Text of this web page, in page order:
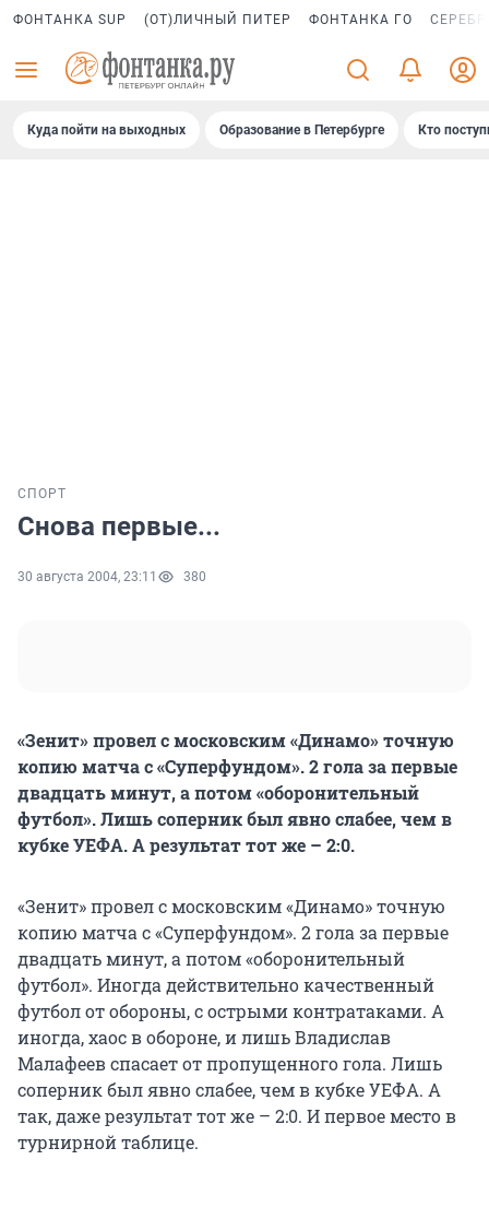
ФОНТАНКА SUP (ОТ)ЛИЧНЫЙ ПИТЕР ФОНТАНКА ГО
Куда пойти на выходных Образование в Петербурге Кто
СПОРТ
Снова первые...
30 августа 2004, 23:11 380
«Зенит» провел с московским «Динамо» точную
копию матча с «Суперфундом». 2 гола за первые
двадцать минут, а потом «оборонительный
футбол». Лишь соперник был явно слабее, чем в
кубке УЕФА. А результат тот же – 2:0.
«Зенит» провел с московским «Динамо» точную
копию матча с «Суперфундом». 2 гола за первые
двадцать минут, а потом «оборонительный
футбол». Иногда действительно качественный
футбол от обороны, с острыми контратаками. А
иногда, хаос в обороне, и лишь Владислав
Малафеев спасает от пропущенного гола. Лишь
соперник был явно слабее, чем в кубке УЕФА. А
так, даже результат тот же – 2:0. И первое место в
турнирной таблице.